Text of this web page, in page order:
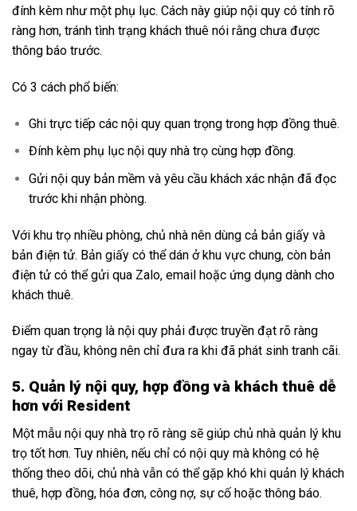
đính kèm như một phụ lục. Cách này giúp nội quy có tính rõ
ràng hơn, tránh tình trạng khách thuê nói rằng chưa được
thông báo trước.
Có 3 cách phổ biến:
Ghi trực tiếp các nội quy quan trọng trong hợp đồng thuê.
Đính kèm phụ lục nội quy nhà trọ cùng hợp đồng.
Gửi nội quy bản mềm và yêu cầu khách xác nhận đã đọc
trước khi nhận phòng.
Với khu trọ nhiều phòng, chủ nhà nên dùng cả bản giấy và
bản điện tử. Bản giấy có thể dán ở khu vực chung, còn bản
điện tử có thể gửi qua Zalo, email hoặc ứng dụng dành cho
khách thuê.
Điểm quan trọng là nội quy phải được truyền đạt rõ ràng
ngay từ đầu, không nên chỉ đưa ra khi đã phát sinh tranh cãi.
5. Quản lý nội quy, hợp đồng và khách thuê dễ
hơn với Resident
Một mẫu nội quy nhà trọ rõ ràng sẽ giúp chủ nhà quản lý khu
trọ tốt hơn. Tuy nhiên, nếu chỉ có nội quy mà không có hệ
thống theo dõi, chủ nhà vẫn có thể gặp khó khi quản lý khách
thuê, hợp đồng, hóa đơn, công nợ, sự cố hoặc thông báo.